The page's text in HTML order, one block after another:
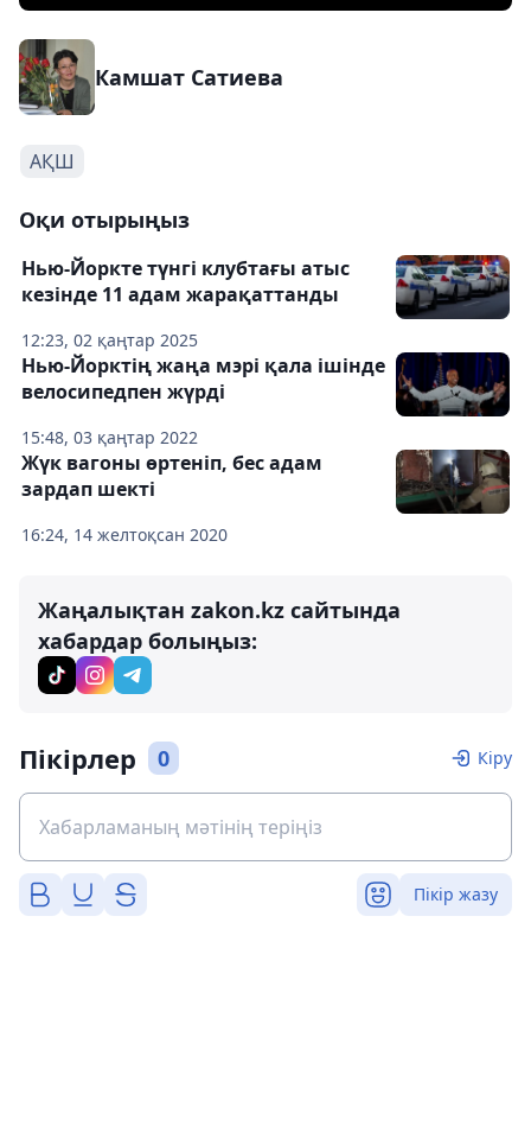
Камшат Сатиева
АҚШ
Оқи отырыңыз
12:23, 02 қаңтар 2025
Нью-Йоркте түнгі клубтағы атыс
кезінде 11 адам жарақаттанды
15:48, 03 қаңтар 2022
Нью-Йорктің жаңа мэрі қала ішінде
велосипедпен жүрді
16:24, 14 желтоқсан 2020
Жүк вагоны өртеніп, бес адам
зардап шекті
Жаңалықтан zakon.kz сайтында
хабардар болыңыз:
Пікірлер 0 Кіру
Пікір жазу